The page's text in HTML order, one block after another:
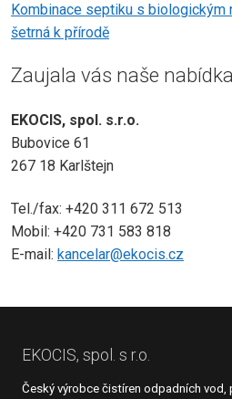
Kombinace septiku s biologickým
šetrná k přírodě
Zaujala vás naše
EKOCIS, spol. s.r.o.
Bubovice 61
267 18 Karlštejn
Tel./fax: +420 311 672 513
Mobil: +420 731 583 818
E-mail: kancelar@ekocis.cz
EKOCIS, spol. s r.o.
Český výrobce čistíren odpadních vod,